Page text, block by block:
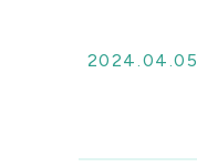
2024.04.05